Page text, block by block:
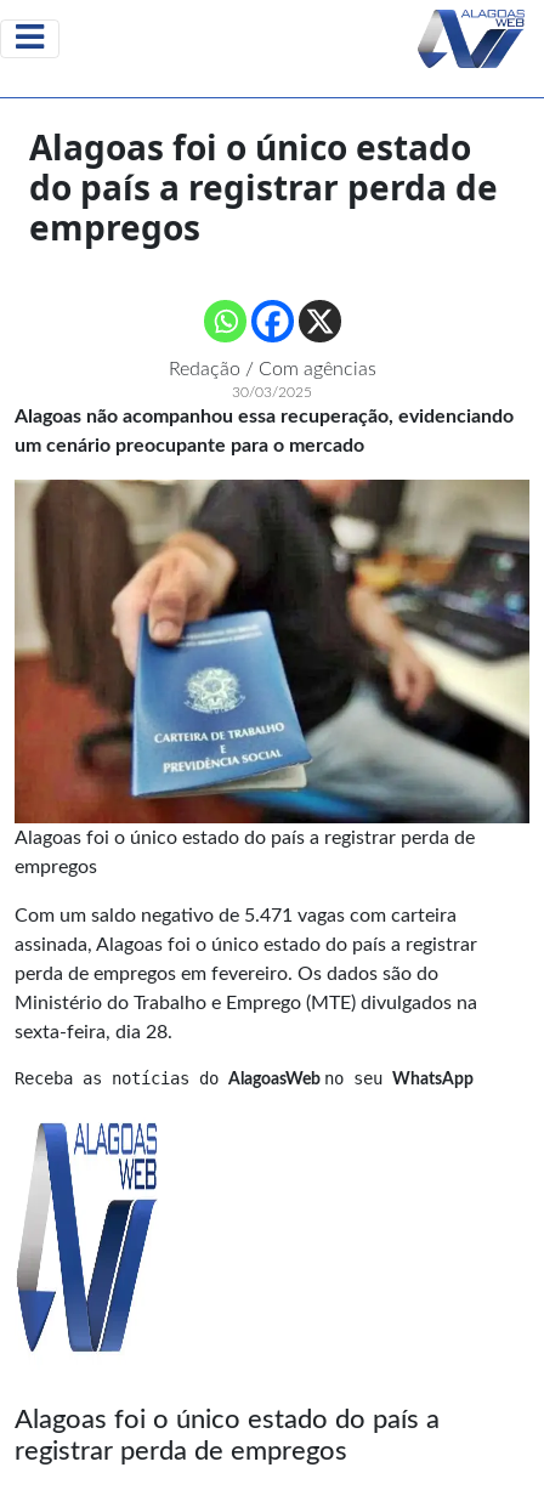
Alagoas foi o único estado
do país a registrar perda de
empregos
Redação / Com agências
30/03/2025
Alagoas não acompanhou essa recuperação, evidenciando
um cenário preocupante para o mercado
Alagoas foi o único estado do país a registrar perda de
empregos
Com um saldo negativo de 5.471 vagas com carteira
assinada, Alagoas foi o único estado do país a registrar
perda de empregos em fevereiro. Os dados são do
Ministério do Trabalho e Emprego (MTE) divulgados na
sexta-feira, dia 28.
Receba as notícias do AlagoasWeb no seu WhatsApp
Alagoas foi o único estado do país a
registrar perda de empregos